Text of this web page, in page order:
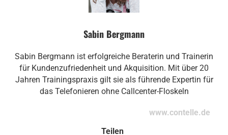
Sabin Bergmann
Sabin Bergmann ist erfolgreiche Beraterin und Trainerin
für Kundenzufriedenheit und Akquisition. Mit über 20
Jahren Trainingspraxis gilt sie als führende Expertin für
das Telefonieren ohne Callcenter-Floskeln
www.contelle.de
Teilen